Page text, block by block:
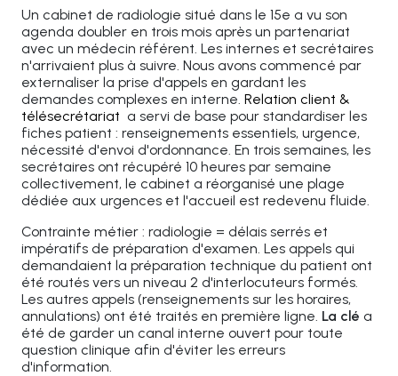
Un cabinet de radiologie situé dans le 15e a vu son
agenda doubler en trois mois après un partenariat
avec un médecin référent. Les internes et secrétaires
n'arrivaient plus à suivre. Nous avons commencé par
externaliser la prise d'appels en gardant les
demandes complexes en interne. Relation client &
télésecrétariat a servi de base pour standardiser les
fiches patient : renseignements essentiels, urgence,
nécessité d'envoi d'ordonnance. En trois semaines, les
secrétaires ont récupéré 10 heures par semaine
collectivement, le cabinet a réorganisé une plage
dédiée aux urgences et l'accueil est redevenu fluide.
Contrainte métier : radiologie = délais serrés et
impératifs de préparation d'examen. Les appels qui
demandaient la préparation technique du patient ont
été routés vers un niveau 2 d'interlocuteurs formés.
Les autres appels (renseignements sur les horaires,
annulations) ont été traités en première ligne. La clé a
été de garder un canal interne ouvert pour toute
question clinique afin d'éviter les erreurs
d'information.